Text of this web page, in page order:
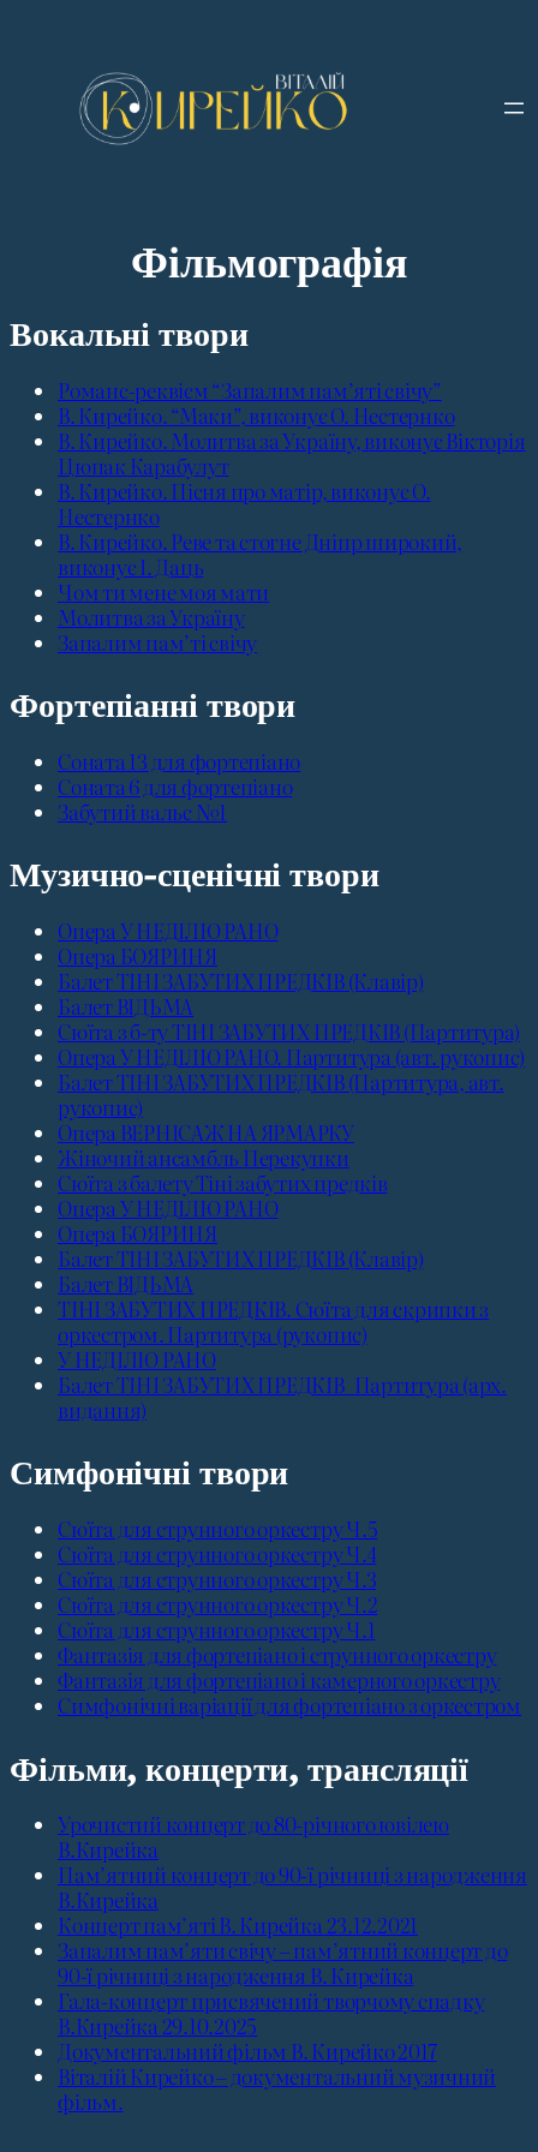
Фільмографія
Вокальні твори
Романс-реквієм “Запалим пам’яті свічу”
В. Кирейко. “Маки”, виконує О. Нестернко
В. Кирейко. Молитва за Україну, виконує Вікторія
Цюпак Карабулут
В. Кирейко. Пісня про матір, виконує О.
Нестернко
В. Кирейко. Реве та стогне Дніпр широкий,
виконує І. Даць
Чом ти мене моя мати
Молитва за Україну
Запалим пам’ті свічу
Фортепіанні твори
Соната 13 для фортепіано
Соната 6 для фортепіано
Забутий вальс №1
Музично-сценічні твори
Опера У НЕДІЛЮ РАНО
Опера БОЯРИНЯ
Балет ТІНІ ЗАБУТИХ ПРЕДКІВ (Клавір)
Балет ВІДЬМА
Сюїта з б-ту ТІНІ ЗАБУТИХ ПРЕДКІВ (Партитура)
Опера У НЕДІЛЮ РАНО. Партитура (авт. рукопис)
Балет ТІНІ ЗАБУТИХ ПРЕДКІВ (Партитура, авт.
рукопис)
Опера ВЕРНІСАЖ НА ЯРМАРКУ
Жіночий ансамбль Перекупки
Сюїта з балету Тіні забутих предків
Опера У НЕДІЛЮ РАНО
Опера БОЯРИНЯ
Балет ТІНІ ЗАБУТИХ ПРЕДКІВ (Клавір)
Балет ВІДЬМА
ТІНІ ЗАБУТИХ ПРЕДКІВ. Сюїта для скрипки з
оркестром. Партитура (рукопис)
У НЕДІЛЮ РАНО
Балет ТІНІ ЗАБУТИХ ПРЕДКІВ_Партитура (арх.
видання)
Симфонічні твори
Сюїта для струнного оркестру Ч.5
Сюїта для струнного оркестру Ч.4
Сюїта для струнного оркестру Ч.3
Сюїта для струнного оркестру Ч.2
Сюїта для струнного оркестру Ч.1
Фантазія для фортепіано і струнного оркестру
Фантазія для фортепіано і камерного оркестру
Симфонічні варіації для фортепіано з оркестром
Фільми, концерти, трансляції
Урочистий концерт до 80-річного ювілею
В.Кирейка
Пам’ятний концерт до 90-ї річниці з народження
В.Кирейка
Концерт пам’яті В. Кирейка 23.12.2021
Запалим пам’яти свічу – пам’ятний концерт до
90-ї річниці з народження В. Кирейка
Гала-концерт присвячений творчому спадку
В.Кирейка 29.10.2025
Документальний фільм В. Кирейко 2017
Віталій Кирейко – документальний музичний
фільм.